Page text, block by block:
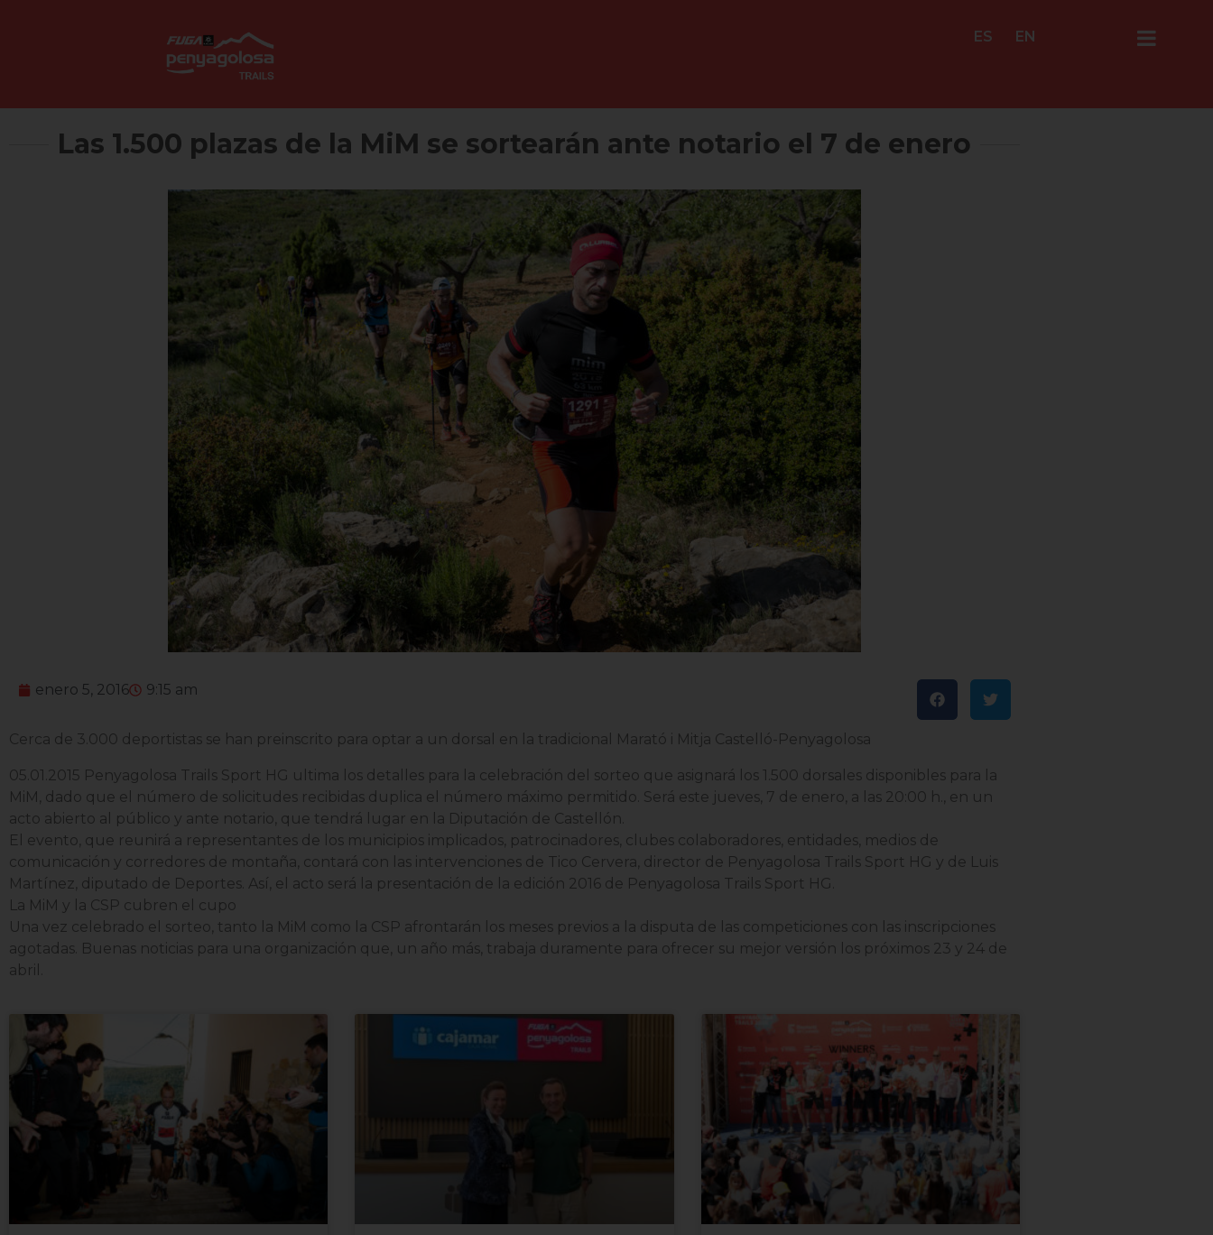
ES EN
Las 1.500 plazas de la MiM se sortearán ante notario el 7 de enero
enero 5, 2016 9:15 am
Cerca de 3.000 deportistas se han preinscrito para optar a un dorsal en la tradicional Marató i Mitja Castelló-Penyagolosa
05.01.2015 Penyagolosa Trails Sport HG ultima los detalles para la celebración del sorteo que asignará los 1.500 dorsales disponibles para la
MiM, dado que el número de solicitudes recibidas duplica el número máximo permitido. Será este jueves, 7 de enero, a las 20:00 h., en un
acto abierto al público y ante notario, que tendrá lugar en la Diputación de Castellón.
El evento, que reunirá a representantes de los municipios implicados, patrocinadores, clubes colaboradores, entidades, medios de
comunicación y corredores de montaña, contará con las intervenciones de Tico Cervera, director de Penyagolosa Trails Sport HG y de Luis
Martínez, diputado de Deportes. Así, el acto será la presentación de la edición 2016 de Penyagolosa Trails Sport HG.
La MiM y la CSP cubren el cupo
Una vez celebrado el sorteo, tanto la MiM como la CSP afrontarán los meses previos a la disputa de las competiciones con las inscripciones
agotadas. Buenas noticias para una organización que, un año más, trabaja duramente para ofrecer su mejor versión los próximos 23 y 24 de
abril.